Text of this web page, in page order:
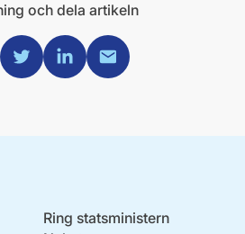
och dela artikeln
Facebook
Dela via Twitter
Dela via Linkedin
Dela via Mail
Ring statsministern